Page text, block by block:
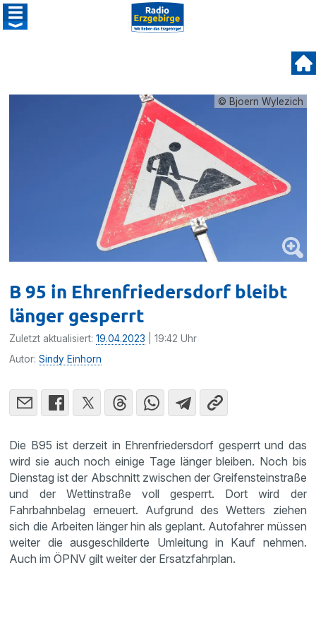
© Bjoern Wylezich
B 95 in Ehrenfriedersdorf bleibt
länger gesperrt
Zuletzt aktualisiert:19.04.2023 | 19:42 Uhr
Autor:Sindy Einhorn
Die B95 ist derzeit in Ehrenfriedersdorf gesperrt und das
wird sie auch noch einige Tage länger bleiben. Noch bis
Dienstag ist der Abschnitt zwischen der Greifensteinstraße
und der Wettinstraße voll gesperrt. Dort wird der
Fahrbahnbelag erneuert. Aufgrund des Wetters ziehen
sich die Arbeiten länger hin als geplant. Autofahrer müssen
weiter die ausgeschilderte Umleitung in Kauf nehmen.
Auch im ÖPNV gilt weiter der Ersatzfahrplan.